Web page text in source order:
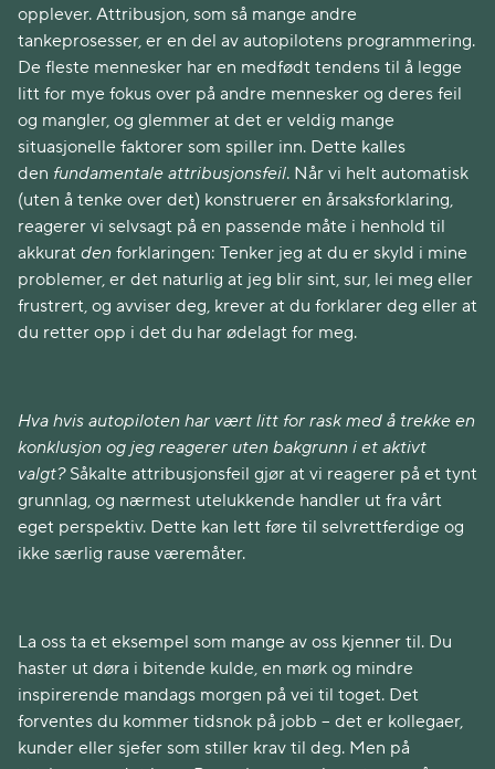
opplever. Attribusjon, som så mange andre
tankeprosesser, er en del av autopilotens programmering.
De fleste mennesker har en medfødt tendens til å legge
litt for mye fokus over på andre mennesker og deres feil
og mangler, og glemmer at det er veldig mange
situasjonelle faktorer som spiller inn. Dette kalles
den fundamentale attribusjonsfeil. Når vi helt automatisk
(uten å tenke over det) konstruerer en årsaksforklaring,
reagerer vi selvsagt på en passende måte i henhold til
akkurat den forklaringen: Tenker jeg at du er skyld i mine
problemer, er det naturlig at jeg blir sint, sur, lei meg eller
frustrert, og avviser deg, krever at du forklarer deg eller at
du retter opp i det du har ødelagt for meg.
Hva hvis autopiloten har vært litt for rask med å trekke en
konklusjon og jeg reagerer uten bakgrunn i et aktivt
valgt? Såkalte attribusjonsfeil gjør at vi reagerer på et tynt
grunnlag, og nærmest utelukkende handler ut fra vårt
eget perspektiv. Dette kan lett føre til selvrettferdige og
ikke særlig rause væremåter.
La oss ta et eksempel som mange av oss kjenner til. Du
haster ut døra i bitende kulde, en mørk og mindre
inspirerende mandags morgen på vei til toget. Det
forventes du kommer tidsnok på jobb – det er kollegaer,
kunder eller sjefer som stiller krav til deg. Men på